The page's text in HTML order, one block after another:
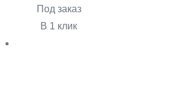
Под заказ
В 1 клик